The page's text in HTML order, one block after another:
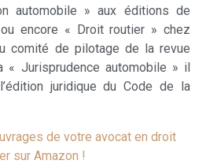
automobile » aux éditions de
ou encore « Droit routier » chez
comité de pilotage de la revue
« Jurisprudence automobile » il
juridique du Code de la
de votre avocat en droit
sur Amazon !